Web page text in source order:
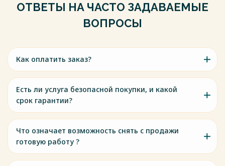
ОТВЕТЫ НА ЧАСТО ЗАДАВАЕМЫЕ
ВОПРОСЫ
Как оплатить заказ?
Есть ли услуга безопасной покупки, и какой
срок гарантии?
Что означает возможность снять с продажи
готовую работу ?